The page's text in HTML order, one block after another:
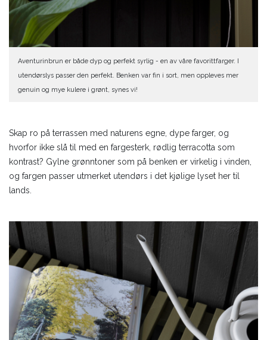
Aventurinbrun er både dyp og perfekt syrlig - en av våre favorittfarger. I
utendørslys passer den perfekt. Benken var fin i sort, men oppleves mer
genuin og mye kulere i grønt, synes vi!
Skap ro på terrassen med naturens egne, dype farger, og
hvorfor ikke slå til med en fargesterk, rødlig terracotta som
kontrast? Gylne grønntoner som på benken er virkelig i vinden,
og fargen passer utmerket utendørs i det kjølige lyset her til
lands.